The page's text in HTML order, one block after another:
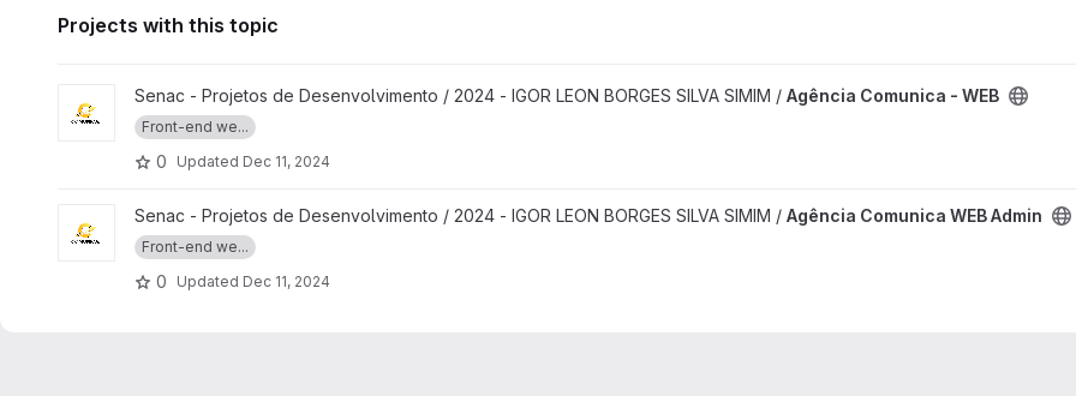
Projects with this topic
View Agência Comunica - WEB project
Senac - Projetos de Desenvolvimento / 2024 - IGOR LEON BORGES SILVA SIMIM / Agência Comunica - WEB
Front-end we...
0 Updated Dec 11, 2024
View Agência Comunica WEB Admin project
Senac - Projetos de Desenvolvimento / 2024 - IGOR LEON BORGES SILVA SIMIM / Agência Comunica WEB Admin
Front-end we...
0 Updated Dec 11, 2024